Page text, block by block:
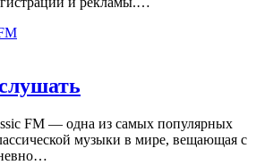
FM — одна из самых популярных
музыки в мире, вещающая с